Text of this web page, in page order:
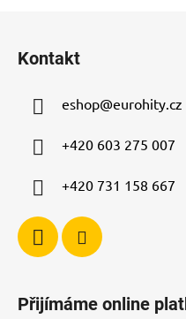
Kontakt
eshop@eurohity.cz
+420 603 275 007
+420 731 158 667
Přijímáme online